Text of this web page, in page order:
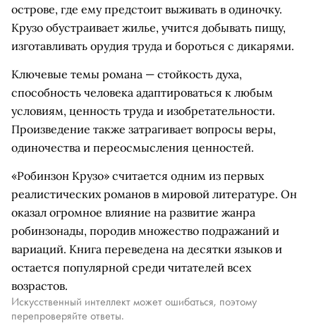
острове, где ему предстоит выживать в одиночку.
Крузо обустраивает жилье, учится добывать пищу,
изготавливать орудия труда и бороться с дикарями.
Ключевые темы романа — стойкость духа,
способность человека адаптироваться к любым
условиям, ценность труда и изобретательности.
Произведение также затрагивает вопросы веры,
одиночества и переосмысления ценностей.
«Робинзон Крузо» считается одним из первых
реалистических романов в мировой литературе. Он
оказал огромное влияние на развитие жанра
робинзонады, породив множество подражаний и
вариаций. Книга переведена на десятки языков и
остается популярной среди читателей всех
возрастов.
Искусственный интеллект может ошибаться, поэтому
перепроверяйте ответы.